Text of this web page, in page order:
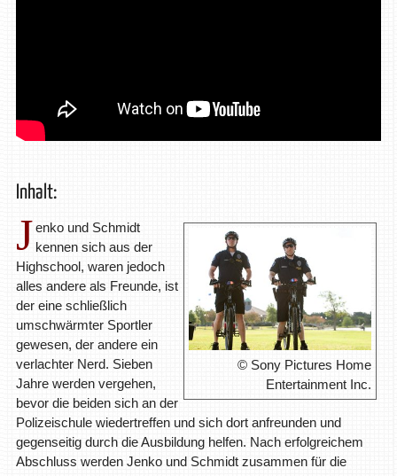
Inhalt:
© Sony Pictures Home
Entertainment Inc.
J enko und Schmidt
kennen sich aus der
Highschool, waren jedoch
alles andere als Freunde, ist
der eine schließlich
umschwärmter Sportler
gewesen, der andere ein
verlachter Nerd. Sieben
Jahre werden vergehen,
bevor die beiden sich an der
Polizeischule wiedertreffen und sich dort anfreunden und
gegenseitig durch die Ausbildung helfen. Nach erfolgreichem
Abschluss werden Jenko und Schmidt zusammen für die